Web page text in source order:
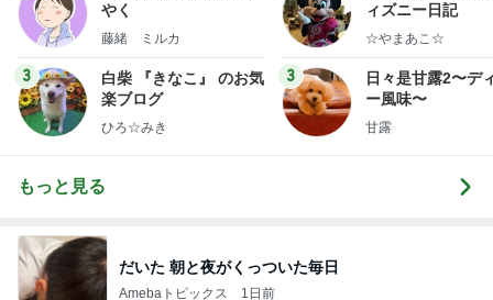
やく
藤緒 ミルカ
3
白柴 『きなこ』 のお気
楽ブログ
ひろ☆みき
ィズニー日記
☆やまあこ☆
3
日々是甘露2〜デ
ー風味〜
甘露
もっと見る
だいた 朝と夜がくっついた毎日
Amebaトピックス 1日前